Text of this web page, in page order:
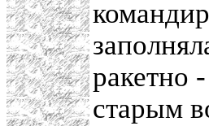
ракетно
старым